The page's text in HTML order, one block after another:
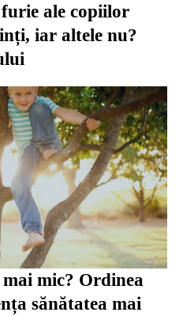
furie ale copiilor
iar altele nu?
mic? Ordinea
sănătatea mai